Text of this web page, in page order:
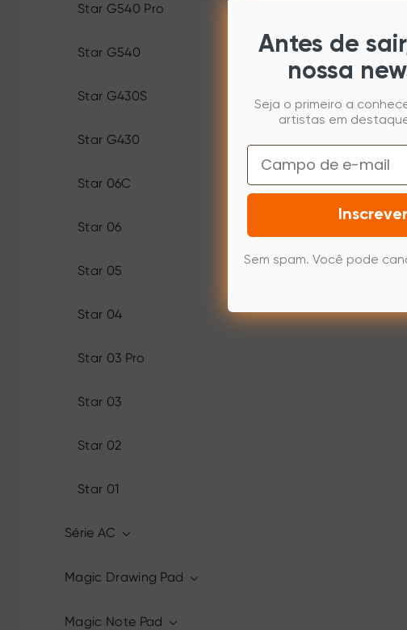
Star G540 Pro
Star G540
Star G430S
Star G430
Star 06C
Star 06
Star 05
Star 04
Star 03 Pro
Star 03
Star 02
Star 01
Série AC
Magic Drawing Pad
Magic Note Pad
Antes de
nossa
Seja o primeiro a
artistas em
Email
Sem spam. Você pode